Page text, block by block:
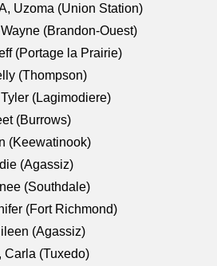
Uzoma (Union Station)
(Brandon-Ouest)
(Portage la Prairie)
(Thompson)
(Lagimodiere)
(Burrows)
(Keewatinook)
(Agassiz)
(Southdale)
(Fort Richmond)
(Agassiz)
Carla (Tuxedo)